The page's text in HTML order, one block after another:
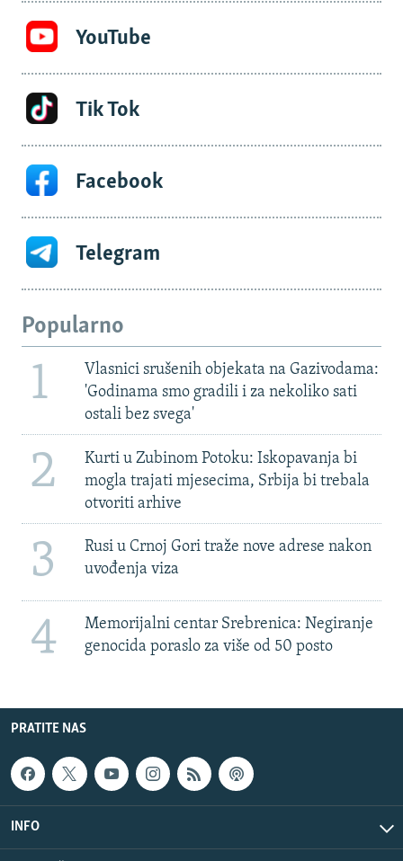
YouTube
Tik Tok
Facebook
Telegram
Popularno
1
Vlasnici srušenih objekata na Gazivodama:
'Godinama smo gradili i za nekoliko sati
ostali bez svega'
2
Kurti u Zubinom Potoku: Iskopavanja bi
mogla trajati mjesecima, Srbija bi trebala
otvoriti arhive
3
Rusi u Crnoj Gori traže nove adrese nakon
uvođenja viza
4
Memorijalni centar Srebrenica: Negiranje
genocida poraslo za više od 50 posto
PRATITE NAS
INFO